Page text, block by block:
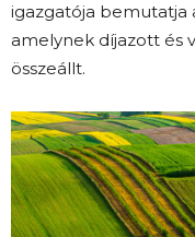
igazgatója bemutatja
amelynek díjazott és
összeállt.